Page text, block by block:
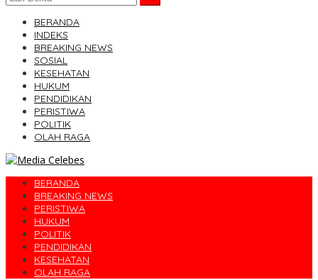
BERANDA
INDEKS
BREAKING NEWS
SOSIAL
KESEHATAN
HUKUM
PENDIDIKAN
PERISTIWA
POLITIK
OLAH RAGA
BERANDA
BREAKING NEWS
PERISTIWA
HUKUM
POLITIK
PENDIDIKAN
KESEHATAN
OLAH RAGA